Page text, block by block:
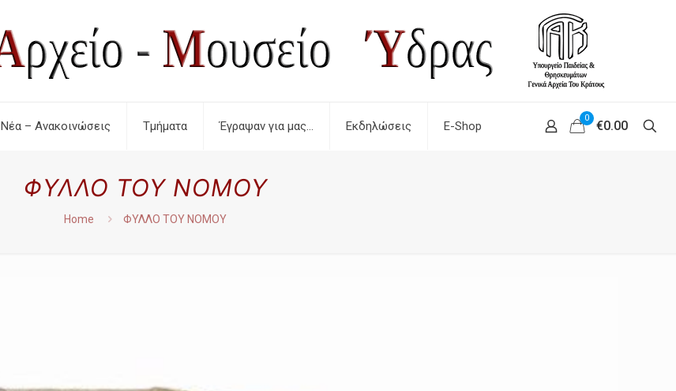
Νέα – Ανακοινώσεις Τμήματα Έγραψαν για μας… Εκδηλώσεις E-Shop
0
€0.00
ΦΥΛΛΟ ΤΟΥ ΝΟΜΟΥ
Home ΦΥΛΛΟ ΤΟΥ ΝΟΜΟΥ